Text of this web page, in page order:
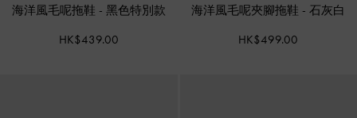
海洋風毛呢拖鞋 - 黑色特別款
HK$439.00
海洋風毛呢夾腳拖鞋 -石灰白
HK$499.00